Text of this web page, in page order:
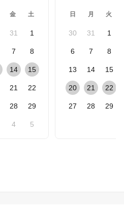
金 土
31 1
7 8
14 15
21 22
28 29
4 5
日 月 火
30 31 1
6 7 8
13 14 15
20 21 22
27 28 29